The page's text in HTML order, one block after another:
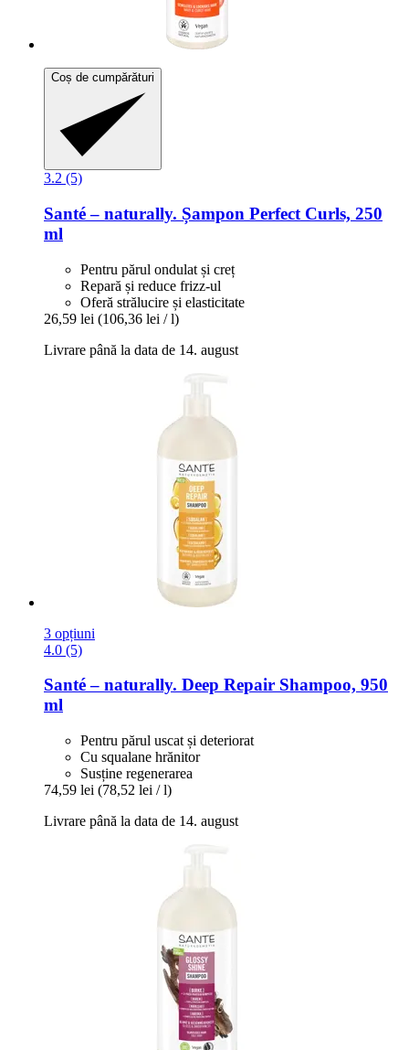
Coș de cumpărături
3.2 (5)
Santé – naturally. Șampon Perfect Curls, 250
ml
Pentru părul ondulat și creț
Repară și reduce frizz-ul
Oferă strălucire și elasticitate
26,59 lei (106,36 lei / l)
Livrare până la data de 14. august
3 opțiuni
4.0 (5)
Santé – naturally. Deep Repair Shampoo, 950
ml
Pentru părul uscat și deteriorat
Cu squalane hrănitor
Susține regenerarea
74,59 lei (78,52 lei / l)
Livrare până la data de 14. august